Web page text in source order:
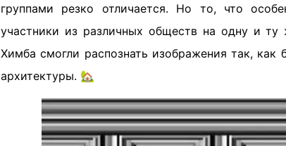
группами резко отличается. Но то, что
участники из различных обществ на одну и
Химба смогли распознать изображения так,
архитектуры. 🏡